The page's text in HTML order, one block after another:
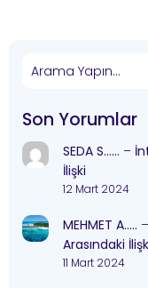
Son Yorumlar
SEDA S…… –
İlişki
12 Mart 2024
MEHMET A….. –
Arasındaki
11 Mart 2024